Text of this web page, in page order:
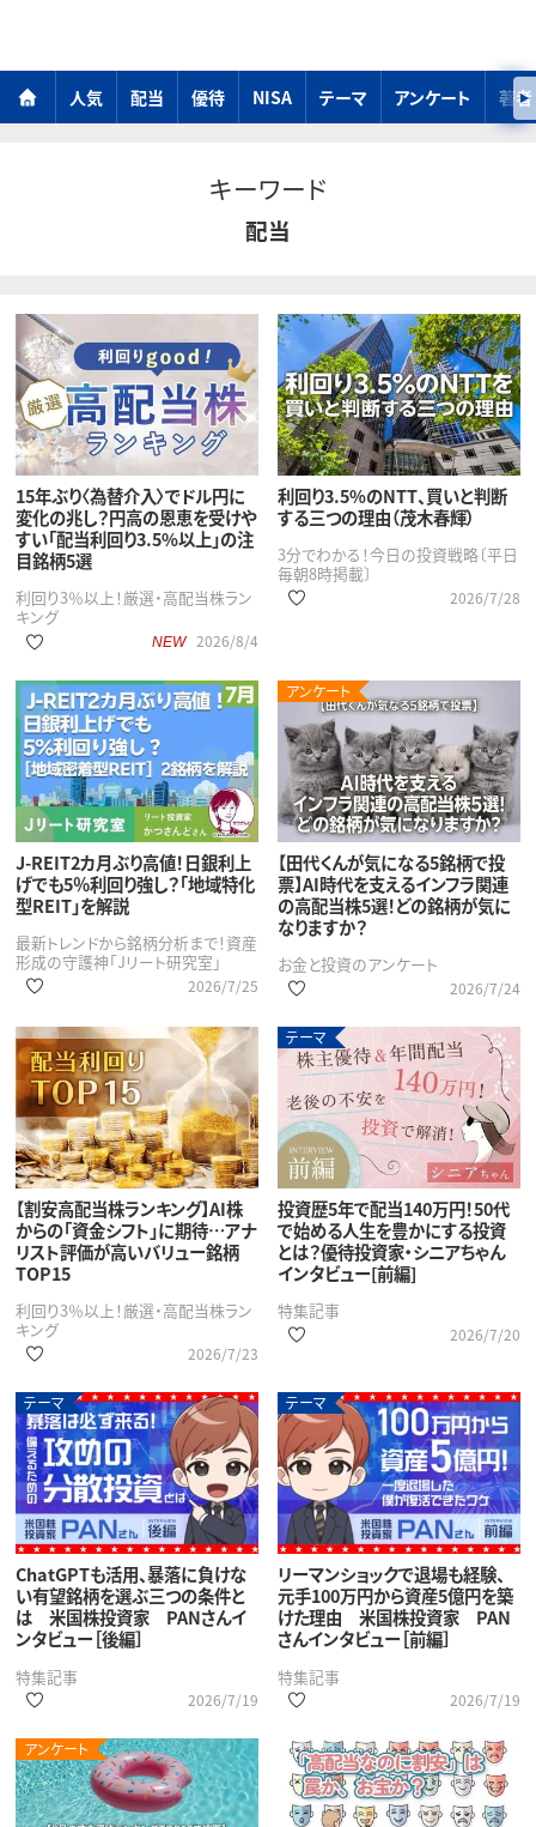
人気 配当 優待 NISA テーマ アンケート 著者
キーワード
配当
15年ぶり〈為替介入〉でドル円に
変化の兆し？円高の恩恵を受けや
すい「配当利回り3.5%以上」の注
目銘柄5選
利回り3％以上！厳選・高配当株ラン
キング
NEW 2026/8/4
利回り3.5%のNTT、買いと判断
する三つの理由（茂木春輝）
3分でわかる！今日の投資戦略〔平日
毎朝8時掲載〕
2026/7/28
J-REIT2カ月ぶり高値！日銀利上
げでも5％利回り強し？「地域特化
型REIT」を解説
最新トレンドから銘柄分析まで！資産
形成の守護神「Jリート研究室」
2026/7/25
アンケート
【田代くんが気になる5銘柄で投
票】AI時代を支えるインフラ関連
の高配当株5選！どの銘柄が気に
なりますか？
お金と投資のアンケート
2026/7/24
【割安高配当株ランキング】AI株
からの「資金シフト」に期待…アナ
リスト評価が高いバリュー銘柄
TOP15
利回り3％以上！厳選・高配当株ラン
キング
2026/7/23
テーマ
投資歴5年で配当140万円！50代
で始める人生を豊かにする投資
とは？優待投資家・シニアちゃん
インタビュー[前編]
特集記事
2026/7/20
テーマ
ChatGPTも活用、暴落に負けな
い有望銘柄を選ぶ三つの条件と
は 米国株投資家 PANさんイ
ンタビュー［後編］
特集記事
2026/7/19
テーマ
リーマンショックで退場も経験、
元手100万円から資産5億円を築
けた理由 米国株投資家 PAN
さんインタビュー［前編］
特集記事
2026/7/19
アンケート